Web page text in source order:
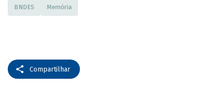
BNDES Memória
Compartilhar